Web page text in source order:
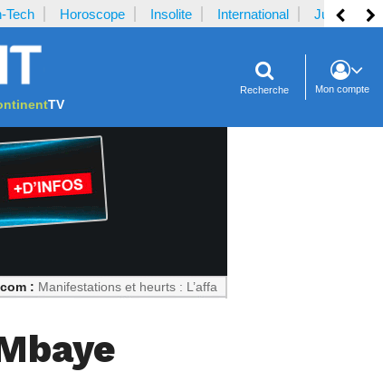
Tech Horoscope Insolite International Justice
TV
Recherche Mon compte
et heurts : L’affaire Fakir divise l’Italie